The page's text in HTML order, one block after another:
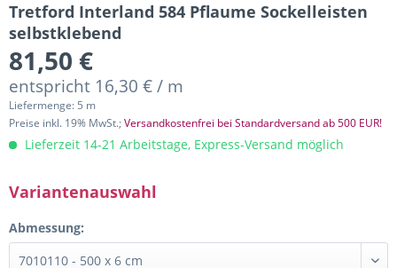
Tretford Interland 584 Pflaume Sockelleisten
selbstklebend
81,50 €
entspricht 16,30 € / m
Liefermenge: 5 m
Preise inkl. 19% MwSt.;Versandkostenfrei bei Standardversand ab 500 EUR!
Lieferzeit 14-21 Arbeitstage, Express-Versand möglich
Variantenauswahl
Abmessung: